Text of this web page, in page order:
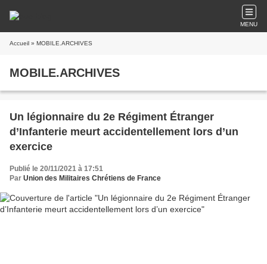
MENU
Accueil » MOBILE.ARCHIVES
MOBILE.ARCHIVES
Un légionnaire du 2e Régiment Étranger
d’Infanterie meurt accidentellement lors d’un
exercice
Publié le 20/11/2021 à 17:51
Par Union des Militaires Chrétiens de France